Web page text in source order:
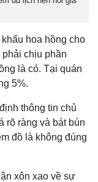
hoa hồng cho
chịu phần
là có. Tại quán
5%.
thông tin chủ
rõ ràng và bát bún
đồ là không đúng
xôn xao về sự